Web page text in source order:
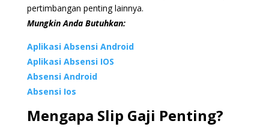
pertimbangan penting lainnya.
Mungkin Anda Butuhkan:
Aplikasi Absensi Android
Aplikasi Absensi IOS
Absensi Android
Absensi Ios
Mengapa Slip Gaji Penting?